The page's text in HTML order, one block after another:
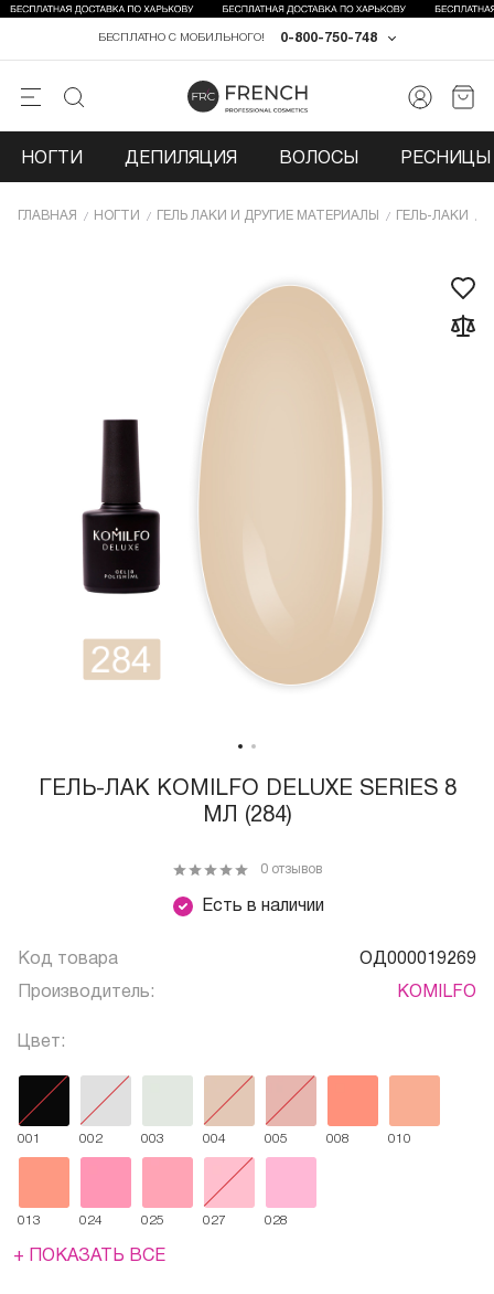
0-800-750-748
БЕСПЛАТНО С МОБИЛЬНОГО!
НОГТИ ДЕПИЛЯЦИЯ ВОЛОСЫ РЕСНИЦЫ
ГЛАВНАЯ НОГТИ ГЕЛЬ ЛАКИ И ДРУГИЕ МАТЕРИАЛЫ ГЕЛЬ-ЛАКИ
ГЕЛЬ-ЛАК KOMILFO DELUXE SERIES 8
МЛ (284)
Есть в наличии
0 отзывов
Код товара ОД000019269
Производитель: KOMILFO
Цвет:
001 002 003 004 005 008 010
013 024 025 027 028
+ ПОКАЗАТЬ ВСЕ